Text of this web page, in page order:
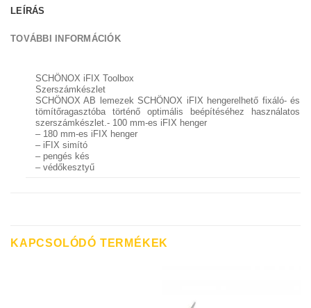
LEÍRÁS
TOVÁBBI INFORMÁCIÓK
SCHÖNOX iFIX Toolbox
Szerszámkészlet
SCHÖNOX AB lemezek SCHÖNOX iFIX hengerelhető fixáló- és
tömítőragasztóba történő optimális beépítéséhez használatos
szerszámkészlet.- 100 mm-es iFIX henger
– 180 mm-es iFIX henger
– iFIX simító
– pengés kés
– védőkesztyű
KAPCSOLÓDÓ TERMÉKEK